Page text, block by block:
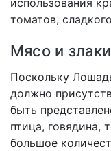
использования
томатов,
Мясо и злаки
Поскольку
должно
быть
птица, говядина,
большое